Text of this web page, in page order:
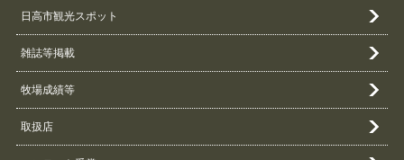
日高市観光スポット
雑誌等掲載
牧場成績等
取扱店